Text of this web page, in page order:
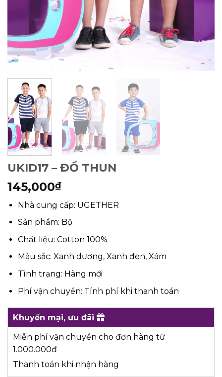
UKID17 – ĐỒ THUN
145,000₫
Nhà cung cấp: UGETHER
Sản phẩm: Bộ
Chất liệu: Cotton 100%
Màu sắc: Xanh dương, Xanh đen, Xám
Tình trạng: Hàng mới
Phí vận chuyển: Tính phí khi thanh toán
Khuyến mại, ưu đãi
Miễn phí vận chuyển cho đơn hàng từ
1.000.000đ
Thanh toán khi nhận hàng